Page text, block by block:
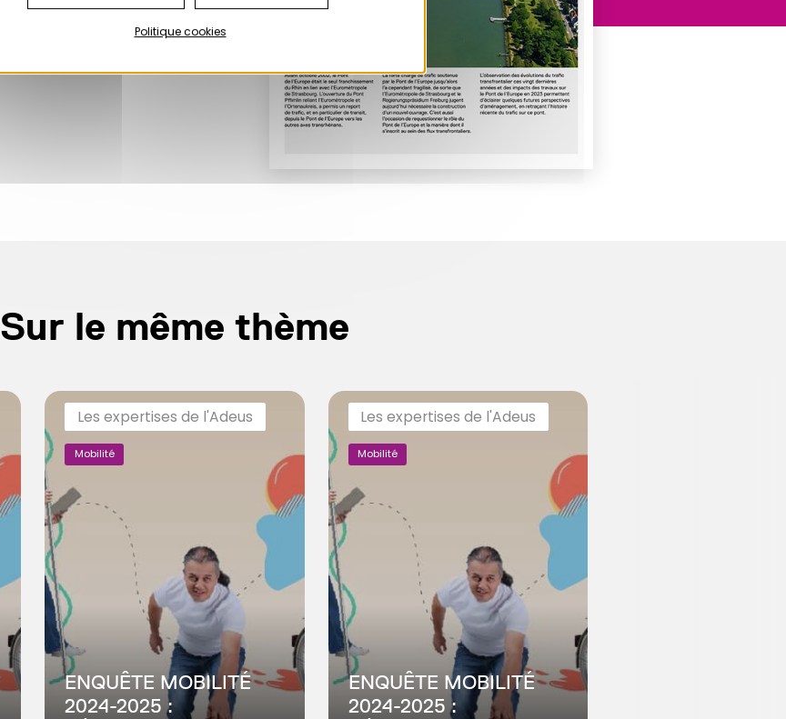
Sur le même thème
Les expertises de l'Adeus
Mobilité
ENQUÊTE MOBILITÉ
2024-2025 :
Les expertises de l'Adeus
Mobilité
ENQUÊTE MOBILITÉ
2024-2025 :
Politique cookies